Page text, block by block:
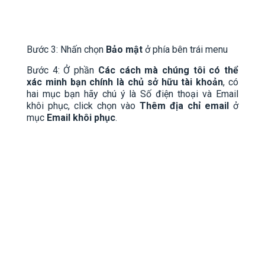
Bước 3: Nhấn chọn Bảo mật ở phía bên trái menu
Bước 4: Ở phần Các cách mà chúng tôi có thể
xác minh bạn chính là chủ sở hữu tài khoản, có
hai mục bạn hãy chú ý là Số điện thoại và Email
khôi phục, click chọn vào Thêm địa chỉ email ở
mục Email khôi phục.